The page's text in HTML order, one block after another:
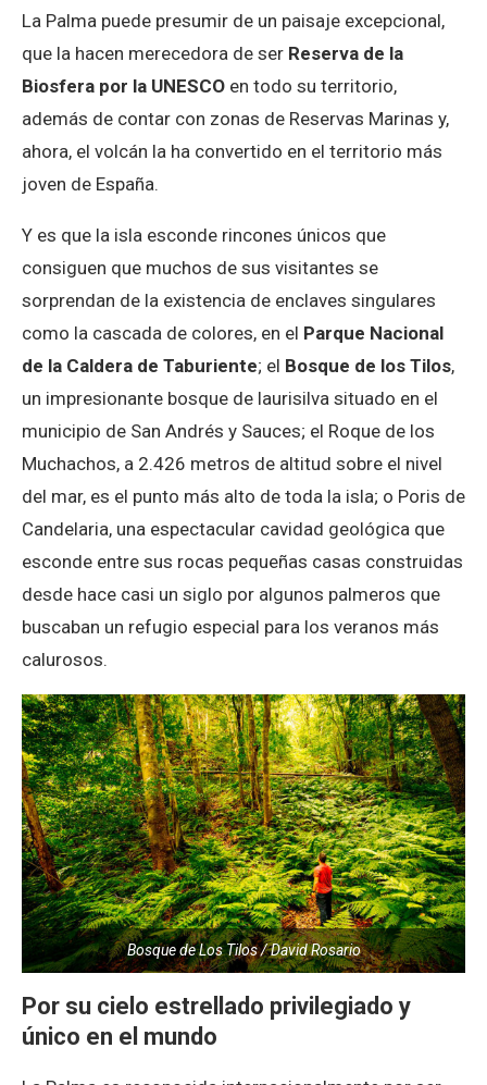
La Palma puede presumir de un paisaje excepcional,
que la hacen merecedora de ser Reserva de la
Biosfera por la UNESCO en todo su territorio,
además de contar con zonas de Reservas Marinas y,
ahora, el volcán la ha convertido en el territorio más
joven de España.
Y es que la isla esconde rincones únicos que
consiguen que muchos de sus visitantes se
sorprendan de la existencia de enclaves singulares
como la cascada de colores, en el Parque Nacional
de la Caldera de Taburiente; el Bosque de los Tilos,
un impresionante bosque de laurisilva situado en el
municipio de San Andrés y Sauces; el Roque de los
Muchachos, a 2.426 metros de altitud sobre el nivel
del mar, es el punto más alto de toda la isla; o Poris de
Candelaria, una espectacular cavidad geológica que
esconde entre sus rocas pequeñas casas construidas
desde hace casi un siglo por algunos palmeros que
buscaban un refugio especial para los veranos más
calurosos.
Bosque de Los Tilos / David Rosario
Por su cielo estrellado privilegiado y
único en el mundo